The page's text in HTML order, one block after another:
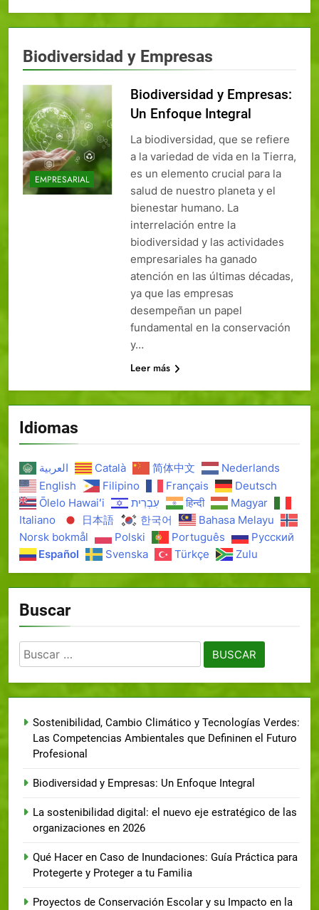
Biodiversidad y Empresas
EMPRESARIAL
Biodiversidad y Empresas:
Un Enfoque Integral
La biodiversidad, que se refiere
a la variedad de vida en la Tierra,
es un elemento crucial para la
salud de nuestro planeta y el
bienestar humano. La
interrelación entre la
biodiversidad y las actividades
empresariales ha ganado
atención en las últimas décadas,
ya que las empresas
desempeñan un papel
fundamental en la conservación
y…
Leer más
Idiomas
العربية Català 简体中文
Nederlands
English
Filipino Français
Deutsch
Ōlelo Hawaiʻi
עִבְרִית हिन्दी
Magyar
Italiano
日本語 한국어
Bahasa Melayu
Norsk bokmål
Polski Português
Русский
Español
Svenska Türkçe Zulu
Buscar
Sostenibilidad, Cambio Climático y Tecnologías Verdes:
Las Competencias Ambientales que Defininen el Futuro
Profesional
Biodiversidad y Empresas: Un Enfoque Integral
La sostenibilidad digital: el nuevo eje estratégico de las
organizaciones en 2026
Qué Hacer en Caso de Inundaciones: Guía Práctica para
Protegerte y Proteger a tu Familia
Proyectos de Conservación Escolar y su Impacto en la